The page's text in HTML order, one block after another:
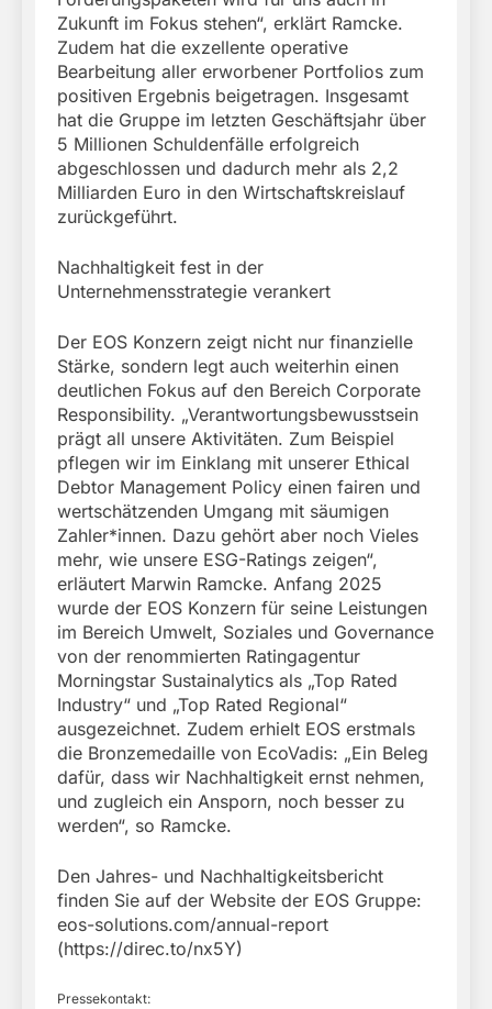
Zukunft im Fokus stehen“, erklärt Ramcke.
Zudem hat die exzellente operative
Bearbeitung aller erworbener Portfolios zum
positiven Ergebnis beigetragen. Insgesamt
hat die Gruppe im letzten Geschäftsjahr über
5 Millionen Schuldenfälle erfolgreich
abgeschlossen und dadurch mehr als 2,2
Milliarden Euro in den Wirtschaftskreislauf
zurückgeführt.
Nachhaltigkeit fest in der
Unternehmensstrategie verankert
Der EOS Konzern zeigt nicht nur finanzielle
Stärke, sondern legt auch weiterhin einen
deutlichen Fokus auf den Bereich Corporate
Responsibility. „Verantwortungsbewusstsein
prägt all unsere Aktivitäten. Zum Beispiel
pflegen wir im Einklang mit unserer Ethical
Debtor Management Policy einen fairen und
wertschätzenden Umgang mit säumigen
Zahler*innen. Dazu gehört aber noch Vieles
mehr, wie unsere ESG-Ratings zeigen“,
erläutert Marwin Ramcke. Anfang 2025
wurde der EOS Konzern für seine Leistungen
im Bereich Umwelt, Soziales und Governance
von der renommierten Ratingagentur
Morningstar Sustainalytics als „Top Rated
Industry“ und „Top Rated Regional“
ausgezeichnet. Zudem erhielt EOS erstmals
die Bronzemedaille von EcoVadis: „Ein Beleg
dafür, dass wir Nachhaltigkeit ernst nehmen,
und zugleich ein Ansporn, noch besser zu
werden“, so Ramcke.
Den Jahres- und Nachhaltigkeitsbericht
finden Sie auf der Website der EOS Gruppe:
eos-solutions.com/annual-report
(https://direc.to/nx5Y)
Pressekontakt: